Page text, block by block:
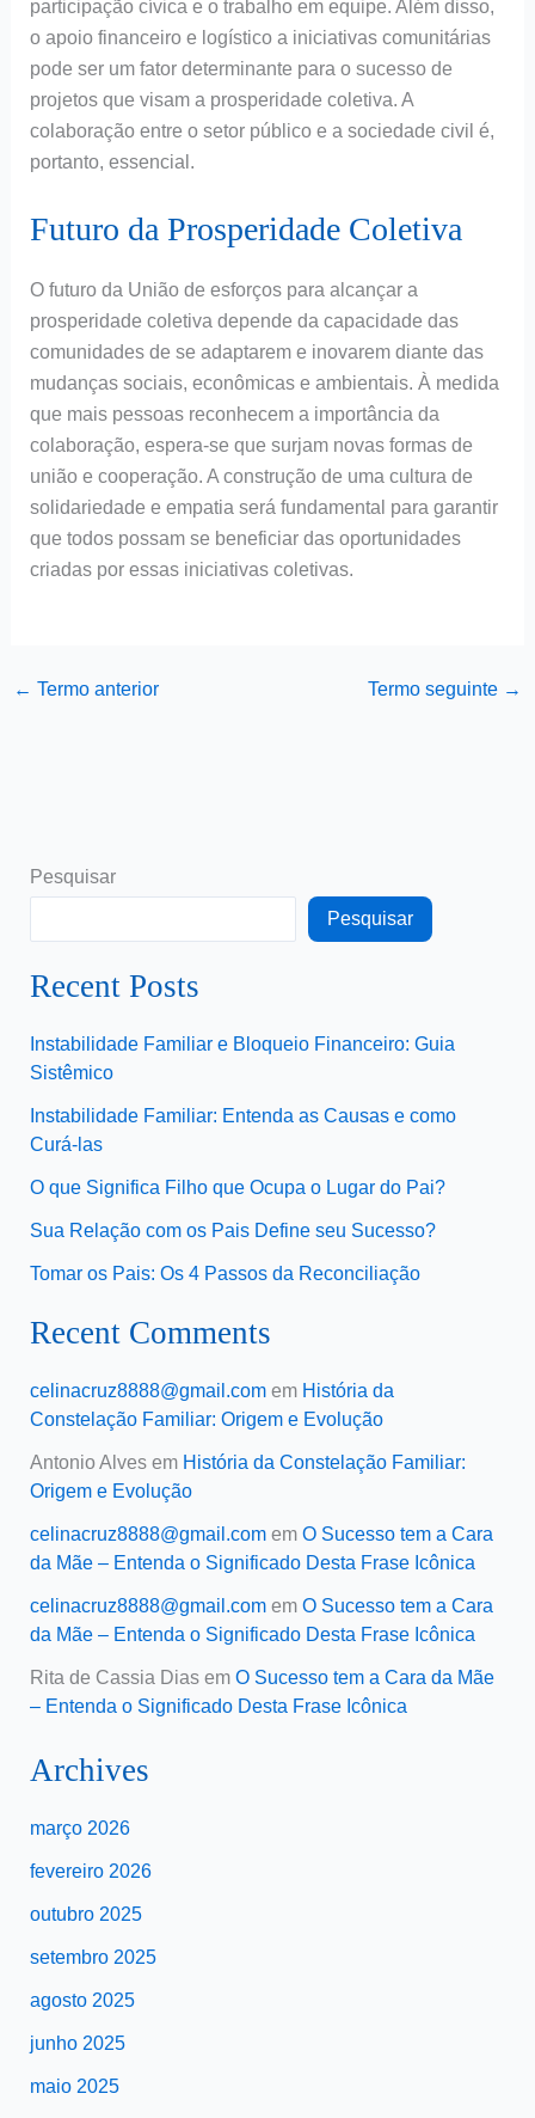
participação cívica e o trabalho em equipe. Além disso,
o apoio financeiro e logístico a iniciativas comunitárias
pode ser um fator determinante para o sucesso de
projetos que visam a prosperidade coletiva. A
colaboração entre o setor público e a sociedade civil é,
portanto, essencial.
Futuro da Prosperidade Coletiva
O futuro da União de esforços para alcançar a
prosperidade coletiva depende da capacidade das
comunidades de se adaptarem e inovarem diante das
mudanças sociais, econômicas e ambientais. À medida
que mais pessoas reconhecem a importância da
colaboração, espera-se que surjam novas formas de
união e cooperação. A construção de uma cultura de
solidariedade e empatia será fundamental para garantir
que todos possam se beneficiar das oportunidades
criadas por essas iniciativas coletivas.
← Termo anterior Termo seguinte →
Pesquisar
Pesquisar
Recent Posts
Instabilidade Familiar e Bloqueio Financeiro: Guia
Sistêmico
Instabilidade Familiar: Entenda as Causas e como
Curá-las
O que Significa Filho que Ocupa o Lugar do Pai?
Sua Relação com os Pais Define seu Sucesso?
Tomar os Pais: Os 4 Passos da Reconciliação
Recent Comments
celinacruz8888@gmail.comem História da
Constelação Familiar: Origem e Evolução
Antonio Alvesem História da Constelação Familiar:
Origem e Evolução
celinacruz8888@gmail.comem O Sucesso tem a Cara
da Mãe – Entenda o Significado Desta Frase Icônica
celinacruz8888@gmail.comem O Sucesso tem a Cara
da Mãe – Entenda o Significado Desta Frase Icônica
Rita de Cassia Diasem O Sucesso tem a Cara da Mãe
– Entenda o Significado Desta Frase Icônica
Archives
março 2026
fevereiro 2026
outubro 2025
setembro 2025
agosto 2025
junho 2025
maio 2025